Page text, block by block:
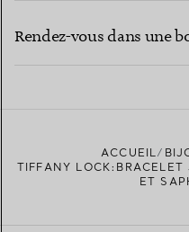
Rendez-vous dans une
TROUVEZ LA BOUTIQUE LA
ACCUEIL
TIFFANY
ET